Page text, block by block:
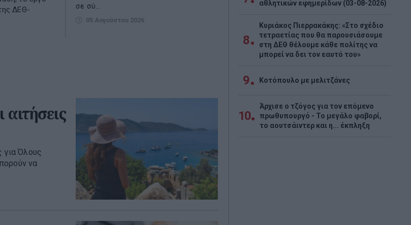
ΔΕΘ-
σε σύ...
05 Αυγούστου 2026
για Όλους
να
αθλητικών εφημερίδων (03-08-2026)
8
Κυριάκος Πιερρακάκης: «Στο σχέδιο
τετραετίας που θα παρουσιάσουμε
στη ΔΕΘ θέλουμε κάθε πολίτης να
μπορεί να δει τον εαυτό του»
9 Κοτόπουλο με μελιτζάνες
10
Άρχισε ο τζόγος για τον επόμενο
πρωθυπουργό - Το μεγάλο φαβορί,
το αουτσάιντερ και η... έκπληξη